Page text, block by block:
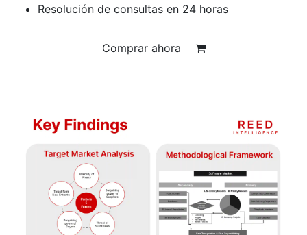
Resolución de consultas en 24 horas
Comprar ahora